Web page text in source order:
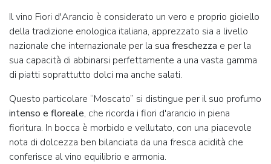
Il vino Fiori d'Arancio è considerato un vero e proprio gioiello
della tradizione enologica italiana, apprezzato sia a livello
nazionale che internazionale per la sua freschezza e per la
sua capacità di abbinarsi perfettamente a una vasta gamma
di piatti soprattutto dolci ma anche salati.
Questo particolare “Moscato” si distingue per il suo profumo
intenso e floreale, che ricorda i fiori d'arancio in piena
fioritura. In bocca è morbido e vellutato, con una piacevole
nota di dolcezza ben bilanciata da una fresca acidità che
conferisce al vino equilibrio e armonia.